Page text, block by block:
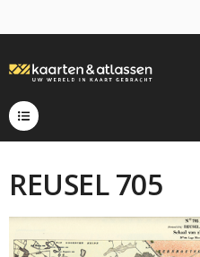
REUSEL 705